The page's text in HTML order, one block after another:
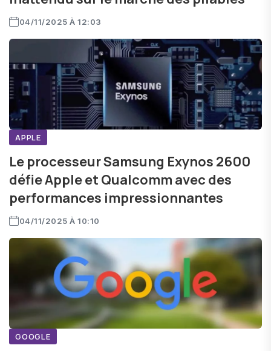
04/11/2025 À 12:03
APPLE
Le processeur Samsung Exynos 2600
défie Apple et Qualcomm avec des
performances impressionnantes
04/11/2025 À 10:10
GOOGLE